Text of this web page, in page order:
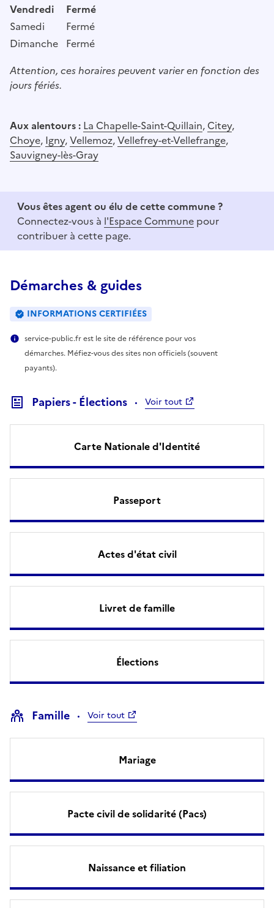
Vendredi
Fermé
Samedi
Fermé
Dimanche Fermé
Attention, ces horaires peuvent varier en fonction des
jours fériés.
Aux alentours : La Chapelle-Saint-Quillain, Citey,
Choye, Igny,Vellemoz,Vellefrey-et-Vellefrange,
Sauvigney-lès-Gray
Vous êtes agent ou élu de cette commune ?
Connectez-vous à l'Espace Commune pour
contribuer à cette page.
Démarches & guides
INFORMATIONS CERTIFIÉES
service-public.fr est le site de référence pour vos
démarches. Méfiez-vous des sites non officiels (souvent
payants).
Papiers - Élections Voir tout
Carte Nationale d'Identité
Passeport
Actes d'état civil
Livret de famille
Élections
Famille Voir tout
Mariage
Pacte civil de solidarité (Pacs)
Naissance et filiation